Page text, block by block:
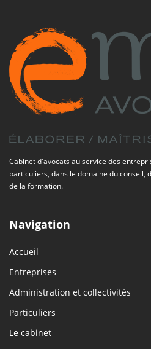
Cabinet d'avocats au service des
particuliers, dans le domaine du conseil,
de la formation.
Navigation
Accueil
Entreprises
Administration et collectivités
Particuliers
Le cabinet